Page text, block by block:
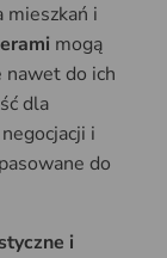
i
mogą
nawet do ich
dla
i
do
i